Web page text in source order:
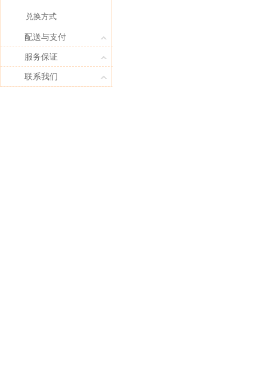
兑换方式
配送与支付
服务保证
联系我们